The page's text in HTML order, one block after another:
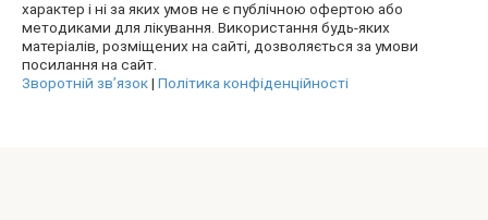
характер і ні за яких умов не є публічною офертою або
методиками для лікування. Використання будь-яких
матеріалів, розміщених на сайті, дозволяється за умови
посилання на сайт.
Зворотній зв’язок| Політика конфіденційності